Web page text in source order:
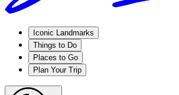
Iconic Landmarks
Things to Do
Places to Go
Plan Your Trip